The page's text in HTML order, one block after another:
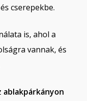
cserepekbe.
is, ahol a
vannak, és
ablakpárkányon